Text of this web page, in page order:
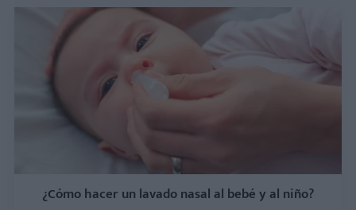
¿Cómo hacer un lavado nasal al bebé y al niño?